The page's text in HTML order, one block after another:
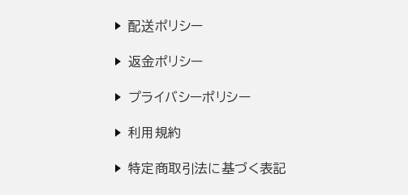
配送ポリシー
返金ポリシー
プライバシーポリシー
利用規約
特定商取引法に基づく表記